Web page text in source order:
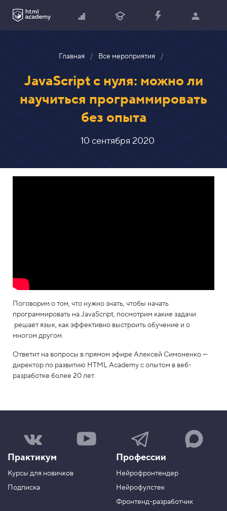
Главная Все мероприятия
JavaScript с нуля: можно ли
научиться программировать
без опыта
10 сентября 2020
Поговорим о том, что нужно знать, чтобы начать
программировать на JavaScript, посмотрим какие задачи
решает язык, как эффективно выстроить обучение и о
многом другом.
Ответит на вопросы в прямом эфире Алексей Симоненко —
директор по развитию HTML Academy с опытом в веб-
разработке более 20 лет.
а
а
р
у
Н
а
а
к
н
а
в
Н
а
ш
в
Практикум
Курсы для новичков
Подписка
Профессии
Нейрофронтендер
Нейрофулстек
Фронтенд-разработчик